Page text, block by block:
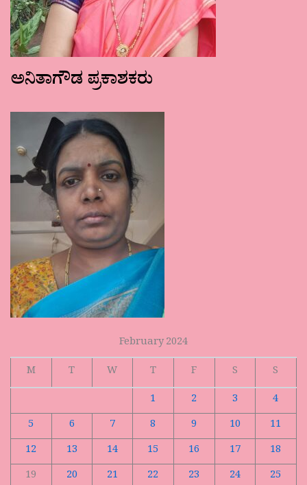
ಅನಿತಾಗೌಡ ಪ್ರಕಾಶಕರು
February 2024
M
T W T F S
S
1
2 3
4
5
6 7 8 9 10
11
12
13 14 15 16 17
18
19
20 21 22 23 24
25